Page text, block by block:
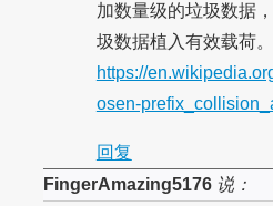
加数量级的垃圾数据
圾数据植入有效载荷
https://
osen-
回复
FingerAmazing5176说：